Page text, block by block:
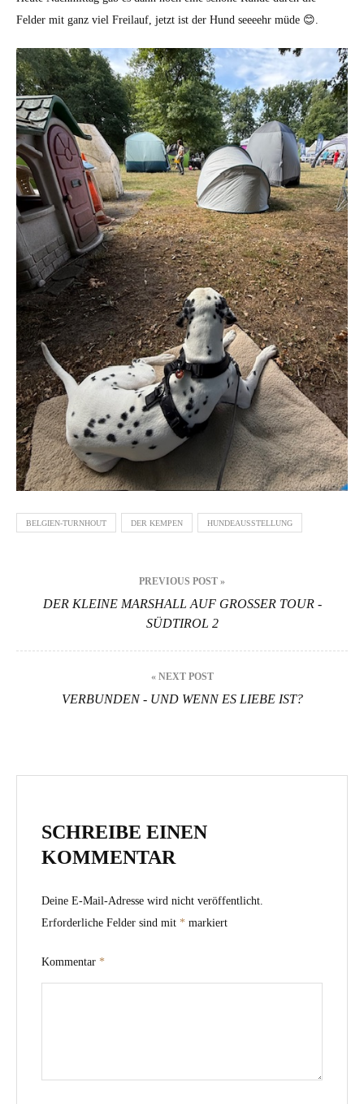
Felder mit ganz viel Freilauf, jetzt ist der Hund seeeehr müde 😊.
BELGIEN-TURNHOUT DER KEMPEN HUNDEAUSSTELLUNG
Navigation
PREVIOUS POST »
DER KLEINE MARSHALL AUF GROSSER TOUR - S
ÜDTIROL 2
« NEXT POST
VERBUNDEN - UND WENN ES LIEBE IST?
SCHREIBE EINEN
KOMMENTAR
Deine E-Mail-Adresse wird nicht veröffentlicht.
Erforderliche Felder sind mit * markiert
Kommentar *